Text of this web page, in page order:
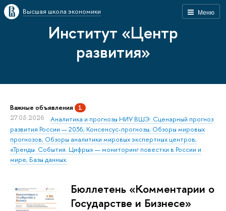
Меню
Высшая школа экономики
Институт «Центр
развития»
Важные объявления 1
27.05.2026
Аналитика и прогнозы НИУ ВШЭ: Сценарный прогноз
развития России — 2036; Консенсус-прогнозы; Обзоры мировых
прогнозов; Обзоры аналитики мировых экспертных центров;
«Тренды. События. Цифры» — мониторинг повестки в России и
мире; Базы данных.
Бюллетень «Комментарии о
Государстве и Бизнесе»